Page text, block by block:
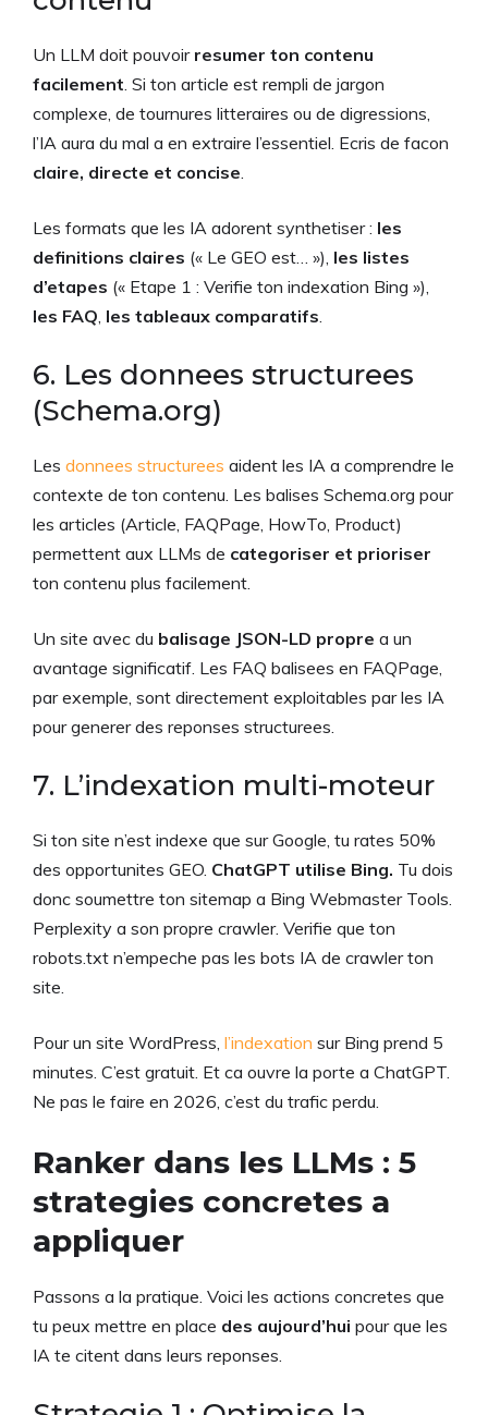
Un LLM doit pouvoir resumer ton contenu
facilement . Si ton article est rempli de jargon
complexe, de tournures litteraires ou de digressions,
l’IA aura du mal a en extraire l’essentiel. Ecris de facon
claire, directe et concise
Les formats que les IA adorent synthetiser : les
definitions claires (« Le GEO est… »), les listes
d’etapes (« Etape 1 : Verifie ton indexation Bing »),
les FAQ les tableaux comparatifs
6. Les donnees structurees
(Schema.org)
Les donnees structurees aident les IA a comprendre le
contexte de ton contenu. Les balises Schema.org pour
les articles (Article, FAQPage, HowTo, Product)
permettent aux LLMs de categoriser et prioriser
ton contenu plus facilement.
Un site avec du balisage JSON-LD propre a un
avantage significatif. Les FAQ balisees en FAQPage,
par exemple, sont directement exploitables par les IA
pour generer des reponses structurees.
7. L’indexation multi-moteur
Si ton site n’est indexe que sur Google, tu rates 50%
des opportunites GEO. ChatGPT utilise Bing. Tu dois
donc soumettre ton sitemap a Bing Webmaster Tools.
Perplexity a son propre crawler. Verifie que ton
robots.txt n’empeche pas les bots IA de crawler ton
site.
Pour un site WordPress, l’indexation sur Bing prend 5
minutes. C’est gratuit. Et ca ouvre la porte a ChatGPT.
Ne pas le faire en 2026, c’est du trafic perdu.
Ranker dans les LLMs : 5
strategies concretes a
appliquer
Passons a la pratique. Voici les actions concretes que
tu peux mettre en place des aujourd’hui pour que les
IA te citent dans leurs reponses.